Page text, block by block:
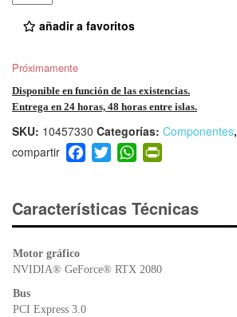
añadir a favoritos
Próximamente
Disponible en función de las existencias.
Entrega en 24 horas, 48 horas entre islas.
SKU: 10457330 Categorías: Componentes,
F
a
e
b
o
T
wi
er
W
h
s
A
p
ri
e
Características Técnicas
Motor gráfico
NVIDIA® GeForce® RTX 2080
Bus
PCI Express 3.0